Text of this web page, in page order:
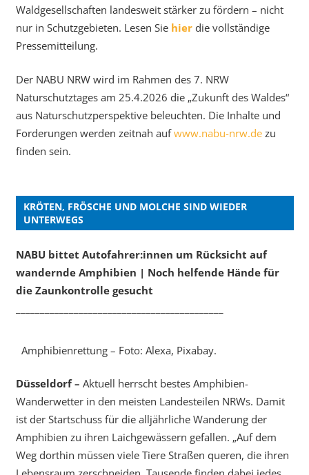
Waldgesellschaften landesweit stärker zu fördern – nicht
nur in Schutzgebieten. Lesen Sie hier die vollständige
Pressemitteilung.
Der NABU NRW wird im Rahmen des 7. NRW
Naturschutztages am 25.4.2026 die „Zukunft des Waldes“
aus Naturschutzperspektive beleuchten. Die Inhalte und
Forderungen werden zeitnah aufwww.nabu-nrw.dezu
finden sein.
KRÖTEN, FRÖSCHE UND MOLCHE SIND WIEDER
UNTERWEGS
NABU bittet Autofahrer:innen um Rücksicht auf
wandernde Amphibien | Noch helfende Hände für
die Zaunkontrolle gesucht
Amphibienrettung – Foto: Alexa, Pixabay.
Düsseldorf – Aktuell herrscht bestes Amphibien-
Wanderwetter in den meisten Landesteilen NRWs. Damit
ist der Startschuss für die alljährliche Wanderung der
Amphibien zu ihren Laichgewässern gefallen. „Auf dem
Weg dorthin müssen viele Tiere Straßen queren, die ihren